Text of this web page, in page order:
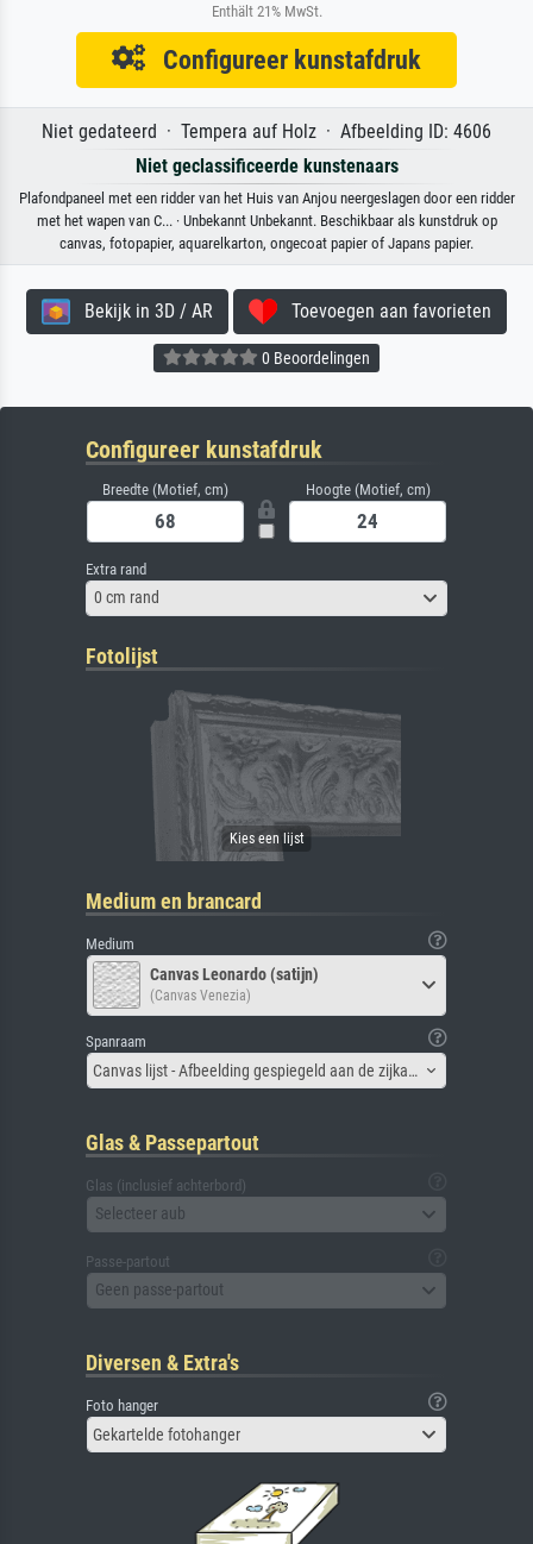
Enthält 21% MwSt.
Configureer kunstafdruk
Niet gedateerd · Tempera auf Holz · Afbeelding ID: 4606
Niet geclassificeerde kunstenaars
Plafondpaneel met een ridder van het Huis van Anjou neergeslagen door een ridder
met het wapen van C... · Unbekannt Unbekannt. Beschikbaar als kunstdruk op
canvas, fotopapier, aquarelkarton, ongecoat papier of Japans papier.
Bekijk in 3D / AR Toevoegen aan favorieten
0 Beoordelingen
Configureer kunstafdruk
Breedte (Motief, cm) Hoogte (Motief, cm)
Extra rand
0 cm rand
Fotolijst
Medium en brancard
Medium
Canvas Leonardo (satijn)
(Canvas Venezia)
Spanraam
Canvas lijst - Afbeelding gespiegeld aan de zijkant
Glas & Passepartout
Glas (inclusief achterbord)
Selecteer aub
Passe-partout
Geen passe-partout
Diversen & Extra's
Foto hanger
Gekartelde fotohanger